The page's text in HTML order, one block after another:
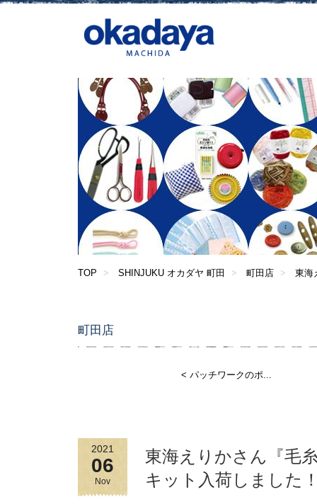
TOP SHINJUKU オカダヤ 町田 町田店 東海
町田店
< パッチワークのポ...
2021
06
Nov
東海えりかさん『毛
キット入荷しました